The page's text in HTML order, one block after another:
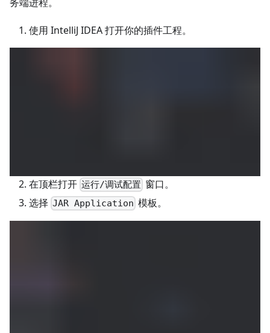
使用 IntelliJ IDEA 打开你的插件工程。
在顶栏打开 运行/调试配置 窗口。
选择 JAR Application 模板。